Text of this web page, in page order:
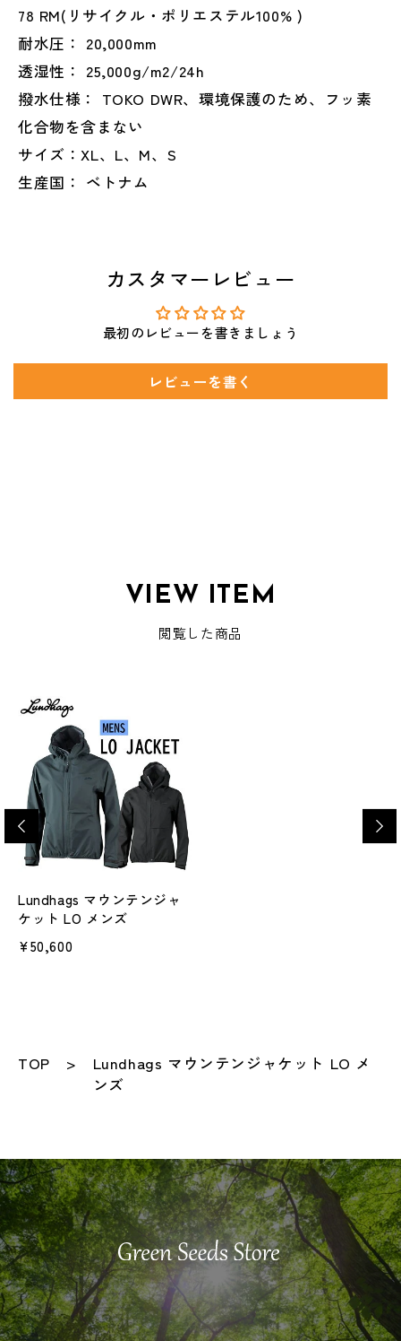
78 RM(リサイクル・ポリエステル100% )
耐水圧： 20,000mm
透湿性： 25,000g/m2/24h
撥水仕様： TOKO DWR、環境保護のため、フッ素
化合物を含まない
サイズ：XL、L、M、S
生産国： ベトナム
カスタマーレビュー
最初のレビューを書きましょう
レビューを書く
VIEW ITEM
閲覧した商品
Lundhags マウンテンジャ
ケット LO メンズ
¥50,600
TOP
Lundhags マウンテンジャケット LO メ
ンズ